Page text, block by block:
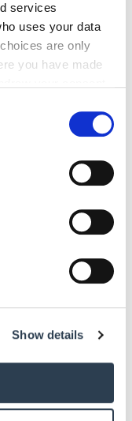
services
uses your data
are only
you have made
location
it for
data is processed
our traffic.
from your use
Show details